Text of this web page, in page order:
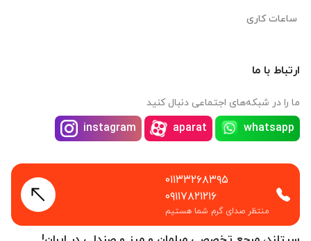
ساعات کاری
ارتباط با ما
ما را در شبکه‌های اجتماعی دنبال کنید
whatsapp
aparat
instagram
۰۱۱۳۳۲۶۸۳۹۵
۰۹۱۱۷۸۲۱۲۱۶
منتظر صدای گرم شما هستیم